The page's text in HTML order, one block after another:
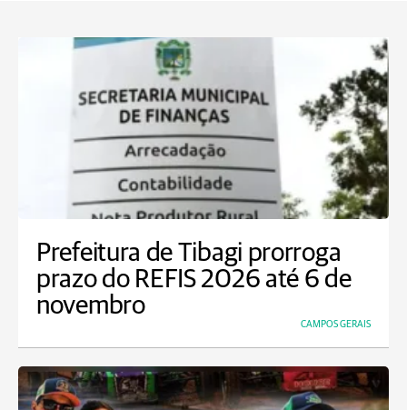
Prefeitura de Tibagi prorroga
prazo do REFIS 2026 até 6 de
novembro
CAMPOS GERAIS